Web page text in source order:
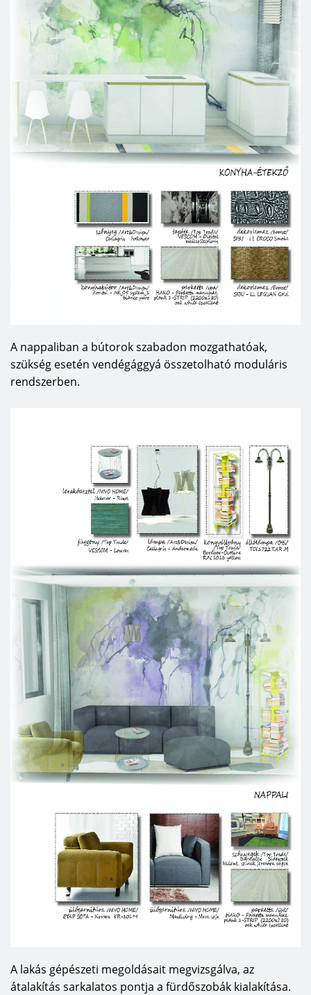
A nappaliban a bútorok szabadon mozgathatóak,
szükség esetén vendégággyá összetolható moduláris
rendszerben.
A lakás gépészeti megoldásait megvizsgálva, az
átalakítás sarkalatos pontja a fürdőszobák kialakítása.